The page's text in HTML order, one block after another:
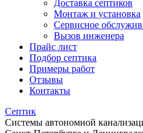
Доставка септиков
Монтаж и установка
Сервисное
Вызов инженера
Прайс лист
Подбор септика
Примеры работ
Отзывы
Контакты
Септик
Системы автономной